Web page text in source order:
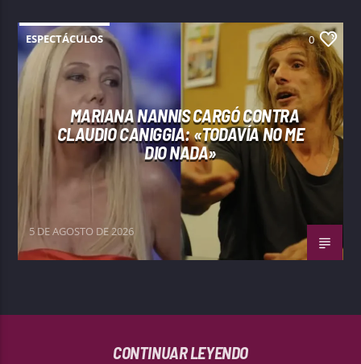
ESPECTÁCULOS 0
MARIANA NANNIS CARGÓ CONTRA
CLAUDIO CANIGGIA: «TODAVÍA NO ME
DIO NADA»
5 DE AGOSTO DE 2026
CONTINUAR LEYENDO